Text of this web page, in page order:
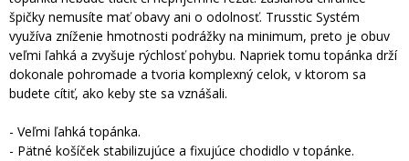
špičky nemusíte mať obavy ani o odolnosť. Trusstic Systém
využíva zníženie hmotnosti podrážky na minimum, preto je obuv
veľmi ľahká a zvyšuje rýchlosť pohybu. Napriek tomu topánka drží
dokonale pohromade a tvoria komplexný celok, v ktorom sa
budete cítiť, ako keby ste sa vznášali.
- Veľmi ľahká topánka.
- Pätné košíček stabilizujúce a fixujúce chodidlo v topánke.